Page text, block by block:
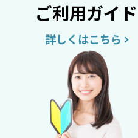
ご利用ガイド
詳しくはこちら